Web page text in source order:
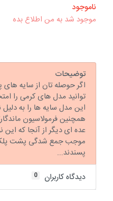
ناموجود
موجود شد به من اطلاع بده
توضیحات
اگر حوصله تان از سایه
توانید مدل های کرمی را
این مدل سایه ها را به دلیل
همچنین فرمولاسیون
عده ای دیگر از آنجا که
موجب جمع شدگی پشت پلک
پسندند...
دیدگاه کاربران
0